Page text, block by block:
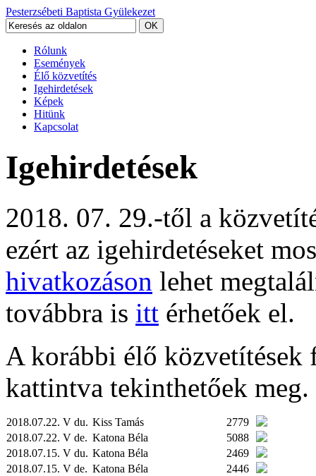
Pesterzsébeti Baptista Gyülekezet
Rólunk
Események
Élő közvetítés
Igehirdetések
Képek
Hitünk
Kapcsolat
Igehirdetések
2018. 07. 29.-től a
ezért az igehirdetéseket
hivatkozáson lehet
továbbra is itt érhetőek el.
A korábbi élő közvetítések
kattintva tekinthetőek meg.
2018.07.22. V du. Kiss Tamás
2779
2018.07.22. V de. Katona Béla
5088
2018.07.15. V du. Katona Béla
2469
2018.07.15. V de. Katona Béla
2446